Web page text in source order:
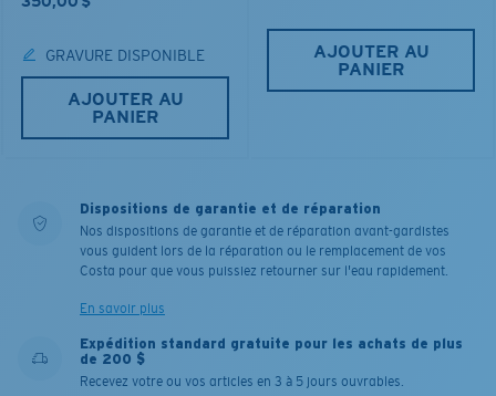
GRAVURE DISPONIBLE
AJOUTER AU
PANIER
AJOUTER AU
PANIER
Dispositions de garantie et de réparation
Nos dispositions de garantie et de réparation avant-gardistes
vous guident lors de la réparation ou le remplacement de vos
Costa pour que vous puissiez retourner sur l'eau rapidement.
En savoir plus
Expédition standard gratuite pour les achats de plus
de 200 $
Recevez votre ou vos articles en 3 à 5 jours ouvrables.